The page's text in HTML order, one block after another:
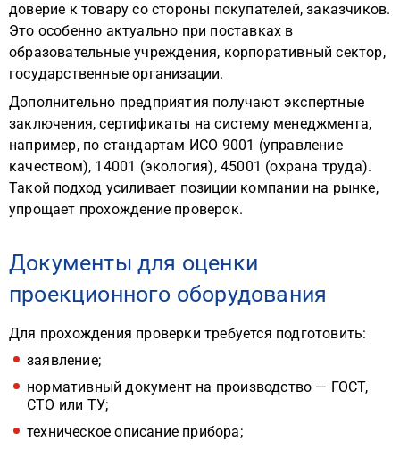
доверие к товару со стороны покупателей, заказчиков.
Это особенно актуально при поставках в
образовательные учреждения, корпоративный сектор,
государственные организации.
Дополнительно предприятия получают экспертные
заключения, сертификаты на систему менеджмента,
например, по стандартам ИСО 9001 (управление
качеством), 14001 (экология), 45001 (охрана труда).
Такой подход усиливает позиции компании на рынке,
упрощает прохождение проверок.
Документы для оценки
проекционного оборудования
Для прохождения проверки требуется подготовить:
заявление;
нормативный документ на производство — ГОСТ,
СТО или ТУ;
техническое описание прибора;